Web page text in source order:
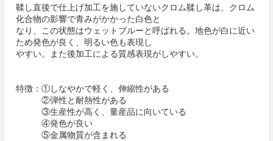
鞣し直後で仕上げ加工を施していないクロム鞣し革は、クロム
化合物の影響で青みがかかった白色と
なり、この状態はウェットブルーと呼ばれる。地色が白に近い
ため発色が良く、明るい色も表現し
やすい。また後加工による質感表現がしやすい。
特徴：①しなやかで軽く、伸縮性がある
②弾性と耐熱性がある
③生産性が高く、量産品に向いている
④発色が良い
⑤金属物質が含まれる